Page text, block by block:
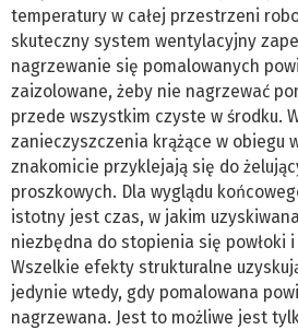
temperatury w całej przestrzeni
skuteczny system wentylacyjny
nagrzewanie się pomalowanych
zaizolowane, żeby nie nagrzewać
przede wszystkim czyste w środku.
zanieczyszczenia krążące w obiegu
znakomicie przyklejają się do
proszkowych. Dla wyglądu
istotny jest czas, w jakim
niezbędna do stopienia się powłoki
Wszelkie efekty strukturalne
jedynie wtedy, gdy pomalowana
nagrzewana. Jest to możliwe jest